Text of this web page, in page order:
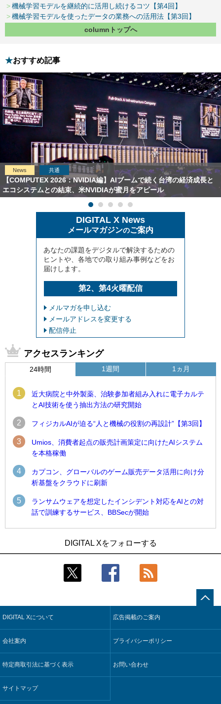
機械学習モデルを継続的に活用し続けるコツ【第4回】
機械学習モデルを使ったデータの業務への活用法【第3回】
columnトップへ
おすすめ記事
News 共通
【COMPUTEX 2026：NVIDIA編】AIブームで続く台湾の経済成長と
エコシステムとの結束、米NVIDIAが蜜月をアピール
DIGITAL X News
メールマガジンのご案内
あなたの課題をデジタルで解決するための
ヒントや、各地での取り組み事例などをお
届けします。
第2、第4火曜配信
メルマガを申し込む
メールアドレスを変更する
配信停止
アクセスランキング
24時間
1
近大病院と中外製薬、治験参加者組み入れに電子カルテ
とAI技術を使う抽出方法の研究開始
2 フィジカルAIが迫る“人と機械の役割の再設計”【第3回】
3
Umios、消費者起点の販売計画策定に向けたAIシステム
を本格稼働
4
カプコン、グローバルのゲーム販売データ活用に向け分
析基盤をクラウドに刷新
5
ランサムウェアを想定したインシデント対応をAIとの対
話で訓練するサービス、BBSecが開始
1週間
近大病院と中外製薬、治験参加者組み入れに電子カルテとAI
技術を使う抽出方法の研究開始
4
【COMPUTEX 2026：Arm編】チップ自社製造で鍵を握る台
5
製造業の現場の暗黙知を組織横断で活用するためのナレッジ
管理基盤、LIGHTzが提供
1ヵ月
合基盤を本格稼働
鹿島建設、鋼管柱へのコンクリート充填時の異常を検出する
AIを遠隔監視システムに実装
4
製造業の現場の暗黙知を組織横断で活用するためのナレッジ
5
Umios、消費者起点の販売計画策定に向けたAIシステムを本格
稼働
DIGITAL Xをフォローする
DIGITAL Xについて 広告掲載のご案内
会社案内 プライバシーポリシー
特定商取引法に基づく表示 お問い合わせ
サイトマップ